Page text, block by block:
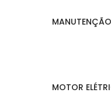
MOTOR